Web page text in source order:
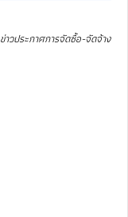
ข่าวประกาศการจัดซื้อ-จัดจ้าง